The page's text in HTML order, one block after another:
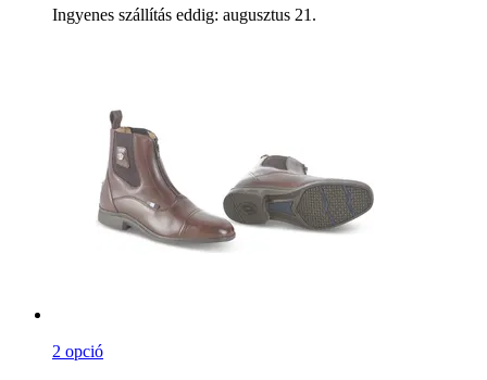
Ingyenes szállítás eddig: augusztus 21.
2 opció